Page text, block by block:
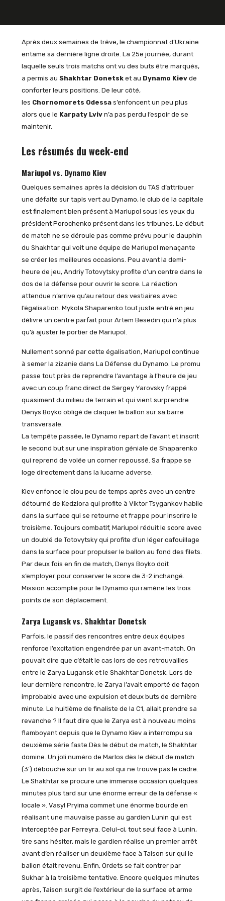
Après deux semaines de trêve, le championnat d’Ukraine
entame sa dernière ligne droite. La 25e journée, durant
laquelle seuls trois matchs ont vu des buts être marqués,
a permis au Shakhtar Donetsket au Dynamo Kievde
conforter leurs positions. De leur côté,
les Chornomorets Odessas’enfoncent un peu plus
alors que le Karpaty Lvivn’a pas perdu l’espoir de se
maintenir.
Les résumés du week-end
Mariupol vs. Dynamo Kiev
Quelques semaines après la décision du TAS d’attribuer
une défaite sur tapis vert au Dynamo, le club de la capitale
est finalement bien présent à Mariupol sous les yeux du
président Porochenko présent dans les tribunes. Le début
de match ne se déroule pas comme prévu pour le dauphin
du Shakhtar qui voit une équipe de Mariupol menaçante
se créer les meilleures occasions. Peu avant la demi-
heure de jeu, Andriy Totovytsky profite d’un centre dans le
dos de la défense pour ouvrir le score. La réaction
attendue n’arrive qu’au retour des vestiaires avec
l’égalisation. Mykola Shaparenko tout juste entré en jeu
délivre un centre parfait pour Artem Besedin qui n’a plus
qu’à ajuster le portier de Mariupol.
Nullement sonné par cette égalisation, Mariupol continue
à semer la zizanie dans La Défense du Dynamo. Le promu
passe tout près de reprendre l’avantage à l’heure de jeu
avec un coup franc direct de Sergey Yarovsky frappé
quasiment du milieu de terrain et qui vient surprendre
Denys Boyko obligé de claquer le ballon sur sa barre
transversale.
La tempête passée, le Dynamo repart de l’avant et inscrit
le second but sur une inspiration géniale de Shaparenko
qui reprend de volée un corner repoussé. Sa frappe se
loge directement dans la lucarne adverse.
Kiev enfonce le clou peu de temps après avec un centre
détourné de Kedziora qui profite à Viktor Tsygankov habile
dans la surface qui se retourne et frappe pour inscrire le
troisième. Toujours combatif, Mariupol réduit le score avec
un doublé de Totovytsky qui profite d’un léger cafouillage
dans la surface pour propulser le ballon au fond des filets.
Par deux fois en fin de match, Denys Boyko doit
s’employer pour conserver le score de 3-2 inchangé.
Mission accomplie pour le Dynamo qui ramène les trois
points de son déplacement.
Zarya Lugansk vs. Shakhtar Donetsk
Parfois, le passif des rencontres entre deux équipes
renforce l’excitation engendrée par un avant-match. On
pouvait dire que c’était le cas lors de ces retrouvailles
entre le Zarya Lugansk et le Shakhtar Donetsk. Lors de
leur dernière rencontre, le Zarya l’avait emporté de façon
improbable avec une expulsion et deux buts de dernière
minute. Le huitième de finaliste de la C1, allait prendre sa
revanche ? Il faut dire que le Zarya est à nouveau moins
flamboyant depuis que le Dynamo Kiev a interrompu sa
deuxième série faste.Dès le début de match, le Shakhtar
domine. Un joli numéro de Marlos dès le début de match
(3′) débouche sur un tir au sol qui ne trouve pas le cadre.
Le Shakhtar se procure une immense occasion quelques
minutes plus tard sur une énorme erreur de la défense «
locale ». Vasyl Pryima commet une énorme bourde en
réalisant une mauvaise passe au gardien Lunin qui est
interceptée par Ferreyra. Celui-ci, tout seul face à Lunin,
tire sans hésiter, mais le gardien réalise un premier arrêt
avant d’en réaliser un deuxième face à Taison sur qui le
ballon était revenu. Enfin, Ordets se fait contrer par
Sukhar à la troisième tentative. Encore quelques minutes
après, Taison surgit de l’extérieur de la surface et arme